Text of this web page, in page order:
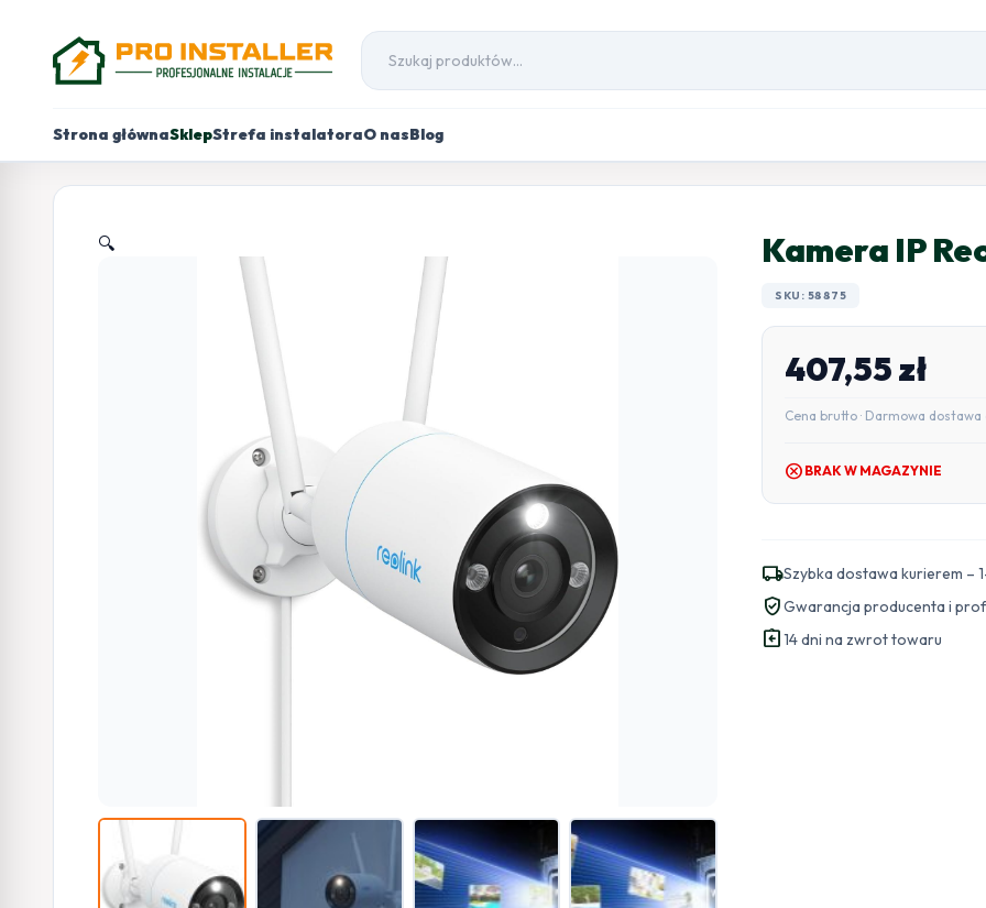
Strona głównaSklepStrefa instalatoraO nasBlog
🔍 Kamera IP
SKU: 58875
407,55zł
Cena brutto · Darmowa dostawa
cancel BRAK W MAGAZYNIE
local_shippingSzybka dostawa kurierem –
verified_userGwarancja producenta i
assignment_return14 dni na zwrot towaru